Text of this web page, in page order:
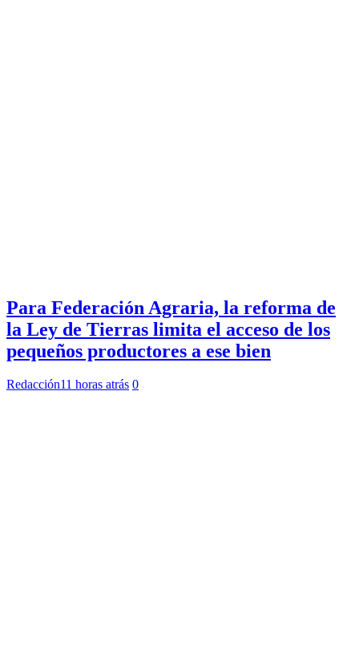
Para Federación Agraria, la reforma de
la Ley de Tierras limita el acceso de los
pequeños productores a ese bien
Redacción11 horas atrás 0